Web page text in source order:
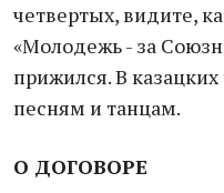
четвертых, видите,
«Молодежь - за
прижился. В
песням и танцам.
О ДОГОВОРЕ